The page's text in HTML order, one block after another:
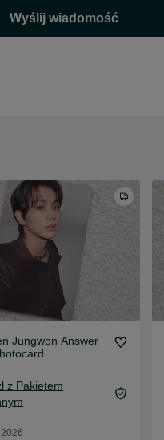
Wyślij wiadomość
Jungwon Answer
z Pakietem